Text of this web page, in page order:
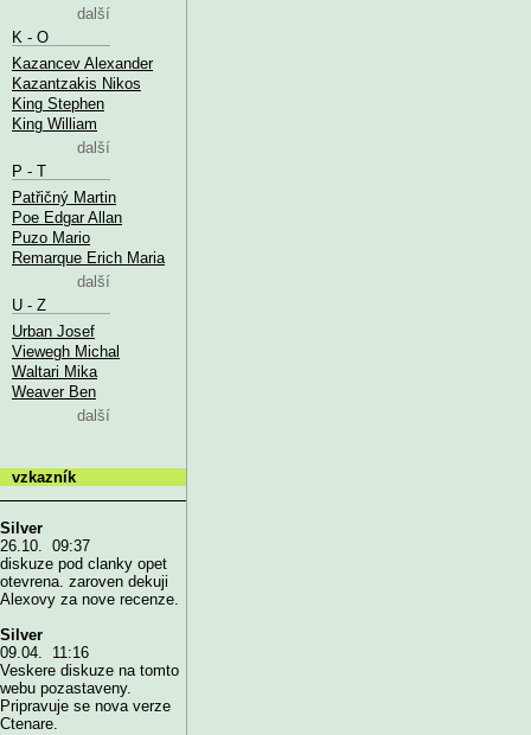
další
K - O
Kazancev Alexander
Kazantzakis Nikos
King Stephen
King William
další
P - T
Patřičný Martin
Poe Edgar Allan
Puzo Mario
Remarque Erich Maria
další
U - Z
Urban Josef
Viewegh Michal
Waltari Mika
Weaver Ben
další
vzkazník
Silver
26.10. 09:37
diskuze pod clanky opet
otevrena. zaroven dekuji
Alexovy za nove recenze.
Silver
09.04. 11:16
Veskere diskuze na tomto
webu pozastaveny.
Pripravuje se nova verze
Ctenare.